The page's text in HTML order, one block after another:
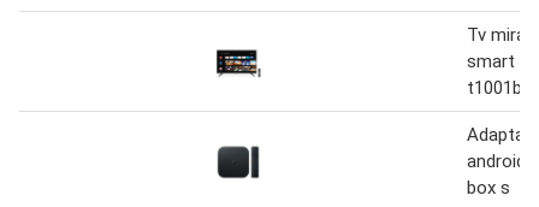
Tv miray
smart
t1001bt
android
box s